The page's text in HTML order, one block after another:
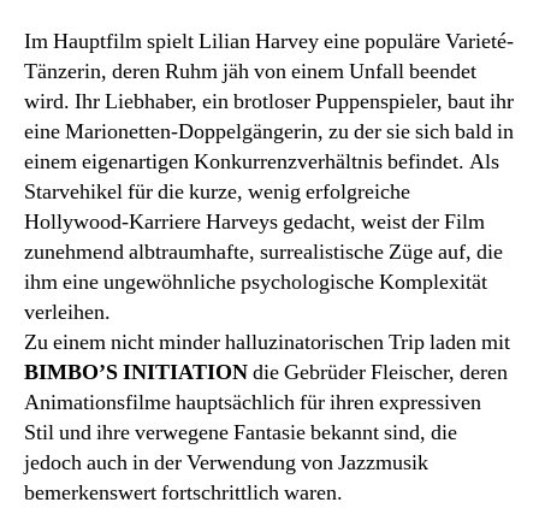
Im Hauptfilm spielt Lilian Harvey eine populäre Varieté-
Tänzerin, deren Ruhm jäh von einem Unfall beendet
wird. Ihr Liebhaber, ein brotloser Puppenspieler, baut ihr
eine Marionetten-Doppelgängerin, zu der sie sich bald in
einem eigenartigen Konkurrenzverhältnis befindet. Als
Starvehikel für die kurze, wenig erfolgreiche
Hollywood-Karriere Harveys gedacht, weist der Film
zunehmend albtraumhafte, surrealistische Züge auf, die
ihm eine ungewöhnliche psychologische Komplexität
verleihen.
Zu einem nicht minder halluzinatorischen Trip laden mit
BIMBO’S INITIATIONdie Gebrüder Fleischer, deren
Animationsfilme hauptsächlich für ihren expressiven
Stil und ihre verwegene Fantasie bekannt sind, die
jedoch auch in der Verwendung von Jazzmusik
bemerkenswert fortschrittlich waren.